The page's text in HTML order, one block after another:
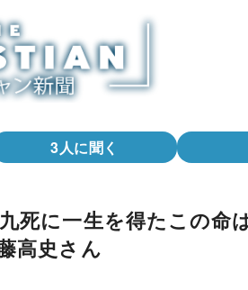
3人に聞く
九死に一生を得たこの
高史さん